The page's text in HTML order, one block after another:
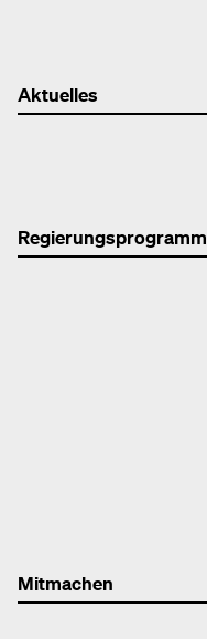
Aktuelles
Regierungsprogramm
Mitmachen